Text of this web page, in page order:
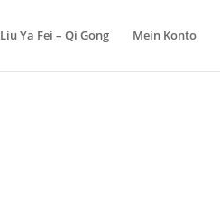
Liu Ya Fei – Qi Gong Mein Konto